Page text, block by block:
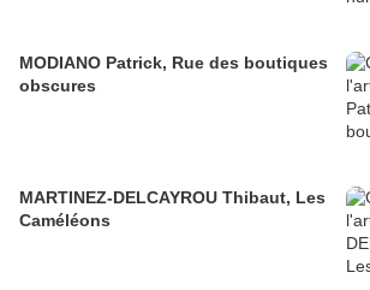
MODIANO Patrick, Rue des boutiques
obscures
MARTINEZ-DELCAYROU Thibaut, Les
Caméléons